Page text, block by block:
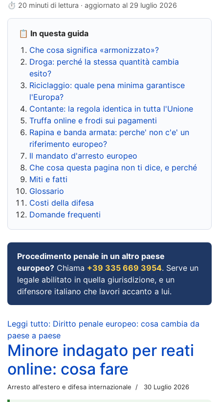
⏱ 20 minuti di lettura · aggiornato al 29 luglio 2026
📋 In questa guida
Che cosa significa «armonizzato»?
Droga: perché la stessa quantità cambia
esito?
Riciclaggio: quale pena minima garantisce
l'Europa?
Contante: la regola identica in tutta l'Unione
Truffa online e frodi sui pagamenti
Rapina e banda armata: perche' non c'e' un
riferimento europeo?
Il mandato d'arresto europeo
Che cosa questa pagina non ti dice, e perché
Miti e fatti
Glossario
Costi della difesa
Domande frequenti
Procedimento penale in un altro paese
europeo? Chiama +39 335 669 3954. Serve un
legale abilitato in quella giurisdizione, e un
difensore italiano che lavori accanto a lui.
Leggi tutto: Diritto penale europeo: cosa cambia da
paese a paese
Minore indagato per reati
online: cosa fare
Arresto all'estero e difesa internazionale 30 Luglio 2026